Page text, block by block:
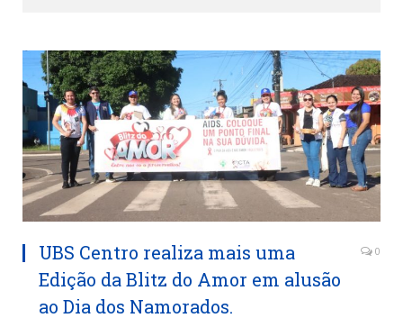
UBS Centro realiza mais uma
Edição da Blitz do Amor em alusão
ao Dia dos Namorados.
0